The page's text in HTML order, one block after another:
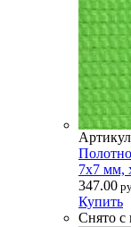
7х7 мм,
347.00
Купить
Снято с